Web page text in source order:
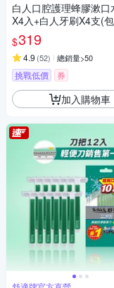
白人口腔護理蜂膠漱
X4入+白人牙刷X4支(
刷款式隨機)
$319
4.9 (52) 總銷量>50
挑戰低價 券
加入購物車